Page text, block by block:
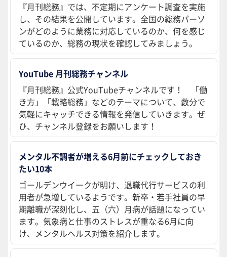
『月刊総務』では、不定期にアンケート調査を実施
し、その結果を公開しています。全国の総務パーソ
ンがどのように業務に対応しているのか、何を感じ
ているのか、総務の現状を確認してみましょう。
YouTube 月刊総務チャンネル
『月刊総務』公式YouTubeチャンネルです！ 「働
き方」「戦略総務」などのテーマについて、数分で
気軽にキャッチできる情報を発信していきます。ぜ
ひ、チャンネル登録をお願いします！
メンタル不調者が増える6月前にチェックしておき
たい10本
ゴールデンウイークが明け、退職代行サービスの利
用者が急増しているようです。新卒・若手社員の早
期離職が深刻化し、五（六）月病が話題になってい
ます。気象病と仕事のストレスが重なる6月に向
け、メンタルヘルス対策を紹介します。